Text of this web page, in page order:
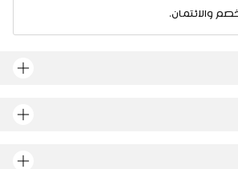
والائتمان.